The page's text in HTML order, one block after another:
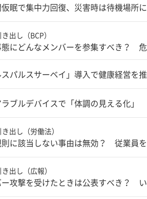
眠で集中力回復、災害時は待機場
出し（BCP）
にどんなメンバーを参集すべき？
スパルスサーベイ」導入で健康経営
ラブルデバイスで「体調の見える化
出し（労働法）
に該当しない事由は無効？ 従業員
出し（広報）
攻撃を受けたときは公表すべき？